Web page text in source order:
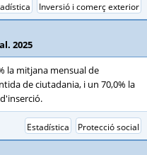
Inversió i comerç exterior
2025
la mitjana mensual de
de ciutadania, i un 70,0% la
Protecció social
Estadística